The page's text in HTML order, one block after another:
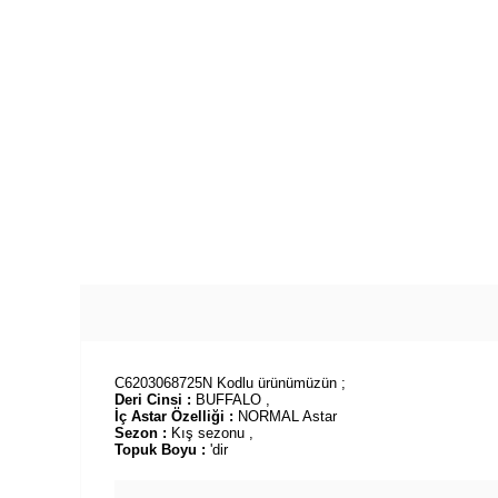
C6203068725N Kodlu ürünümüzün ;
Deri Cinsi : BUFFALO ,
İç Astar Özelliği : NORMAL Astar
Sezon : Kış sezonu ,
Topuk Boyu : 'dir